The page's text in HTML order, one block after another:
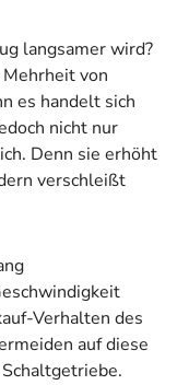
langsamer wird?
Mehrheit von
es handelt sich
nicht nur
Denn sie erhöht
verschleißt
Verhalten des
auf diese